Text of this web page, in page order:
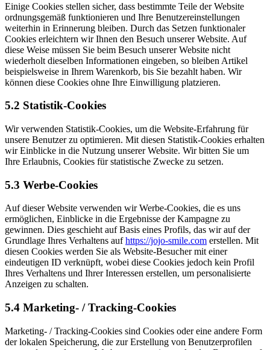
Einige Cookies stellen sicher, dass bestimmte Teile der Website
ordnungsgemäß funktionieren und Ihre Benutzereinstellungen
weiterhin in Erinnerung bleiben. Durch das Setzen funktionaler
Cookies erleichtern wir Ihnen den Besuch unserer Website. Auf
diese Weise müssen Sie beim Besuch unserer Website nicht
wiederholt dieselben Informationen eingeben, so bleiben Artikel
beispielsweise in Ihrem Warenkorb, bis Sie bezahlt haben. Wir
können diese Cookies ohne Ihre Einwilligung platzieren.
5.2 Statistik-Cookies
Wir verwenden Statistik-Cookies, um die Website-Erfahrung für
unsere Benutzer zu optimieren. Mit diesen Statistik-Cookies erhalten
wir Einblicke in die Nutzung unserer Website. Wir bitten Sie um
Ihre Erlaubnis, Cookies für statistische Zwecke zu setzen.
5.3 Werbe-Cookies
Auf dieser Website verwenden wir Werbe-Cookies, die es uns
ermöglichen, Einblicke in die Ergebnisse der Kampagne zu
gewinnen. Dies geschieht auf Basis eines Profils, das wir auf der
Grundlage Ihres Verhaltens aufhttps://jojo-smile.com erstellen. Mit
diesen Cookies werden Sie als Website-Besucher mit einer
eindeutigen ID verknüpft, wobei diese Cookies jedoch kein Profil
Ihres Verhaltens und Ihrer Interessen erstellen, um personalisierte
Anzeigen zu schalten.
5.4 Marketing- / Tracking-Cookies
Marketing- / Tracking-Cookies sind Cookies oder eine andere Form
der lokalen Speicherung, die zur Erstellung von Benutzerprofilen